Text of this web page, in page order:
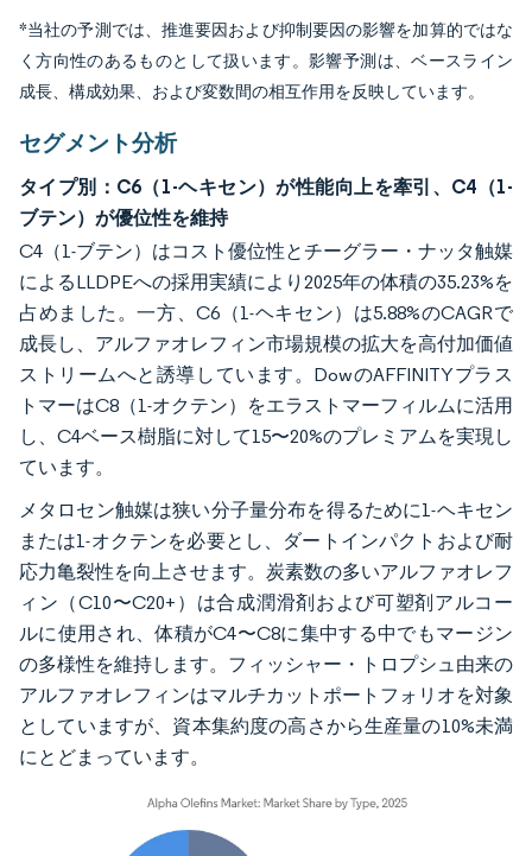
*当社の予測では、推進要因および抑制要因の影響を加算的ではな
く方向性のあるものとして扱います。影響予測は、ベースライン
成長、構成効果、および変数間の相互作用を反映しています。
セグメント分析
タイプ別：C6（1-ヘキセン）が性能向上を牽引、C4（1-
ブテン）が優位性を維持
C4（1-ブテン）はコスト優位性とチーグラー・ナッタ触媒
によるLLDPEへの採用実績により2025年の体積の35.23%を
占めました。一方、C6（1-ヘキセン）は5.88%のCAGRで
成長し、アルファオレフィン市場規模の拡大を高付加価値
ストリームへと誘導しています。DowのAFFINITYプラス
トマーはC8（1-オクテン）をエラストマーフィルムに活用
し、C4ベース樹脂に対して15〜20%のプレミアムを実現し
ています。
メタロセン触媒は狭い分子量分布を得るために1-ヘキセン
または1-オクテンを必要とし、ダートインパクトおよび耐
応力亀裂性を向上させます。炭素数の多いアルファオレフ
ィン（C10〜C20+）は合成潤滑剤および可塑剤アルコー
ルに使用され、体積がC4〜C8に集中する中でもマージン
の多様性を維持します。フィッシャー・トロプシュ由来の
アルファオレフィンはマルチカットポートフォリオを対象
としていますが、資本集約度の高さから生産量の10%未満
にとどまっています。